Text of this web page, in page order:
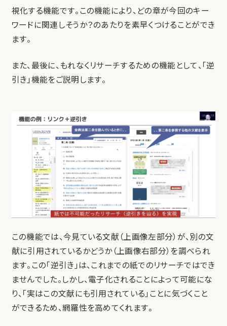
視化する機能です。この機能により、どの章が今回のキー
ワードに関連しそうか？のあたりを素早くつけることができ
ます。
また、最後に、もれなくリサーチするための機能として、「逆
引き」機能をご説明します。
この機能では、今見ている文献（上画像左部分）が、別の文
献に引用されているかどうか（上画像右部分）を調べられ
ます。この「逆引き」は、これまでの紙でのリサーチではでき
ませんでした。しかし、電子化されることによって可能にな
り、「実はこの文献にも引用されている」ことに気づくこと
ができるため、網羅性を高めてくれます。